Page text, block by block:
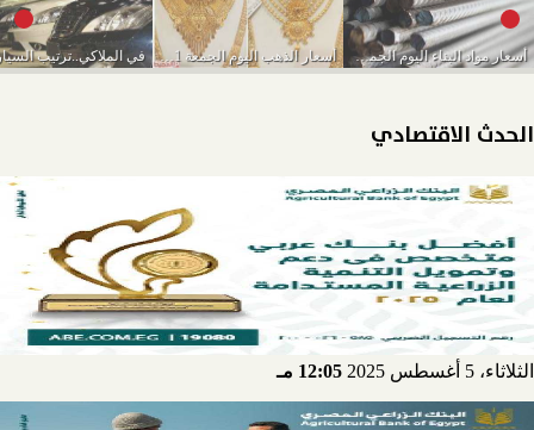
أسعار مواد البناء اليوم الجمعة 11-3-2022 أسعار الذهب اليوم الجمعة 11-3-2022
الحدث الاقتصادي
الثلاثاء، 5 أغسطس 2025 12:05 مـ